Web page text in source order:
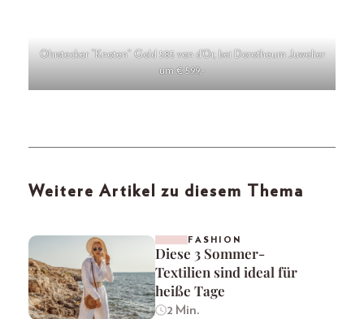
Ohrstecker “Knoten” Gold 585 von d’Or, bei Dorotheum Juwelier
um € 599,-
Weitere Artikel zu diesem Thema
FASHION
Diese 3 Sommer-
Textilien sind ideal für
heiße Tage
2 Min.